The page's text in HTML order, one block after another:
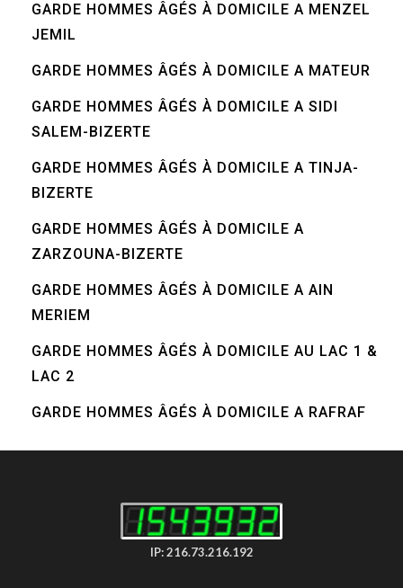
GARDE HOMMES ÂGÉS À DOMICILE A MENZEL
JEMIL
GARDE HOMMES ÂGÉS À DOMICILE A MATEUR
GARDE HOMMES ÂGÉS À DOMICILE A SIDI
SALEM-BIZERTE
GARDE HOMMES ÂGÉS À DOMICILE A TINJA-
BIZERTE
GARDE HOMMES ÂGÉS À DOMICILE A
ZARZOUNA-BIZERTE
GARDE HOMMES ÂGÉS À DOMICILE A AIN
MERIEM
GARDE HOMMES ÂGÉS À DOMICILE AU LAC 1 &
LAC 2
GARDE HOMMES ÂGÉS À DOMICILE A RAFRAF
IP: 216.73.216.192